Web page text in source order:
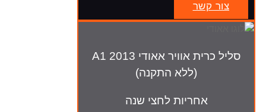
צור קשר
סליל כרית אוויר אאודי A1 2013
(ללא התקנה)
אחריות לחצי שנה